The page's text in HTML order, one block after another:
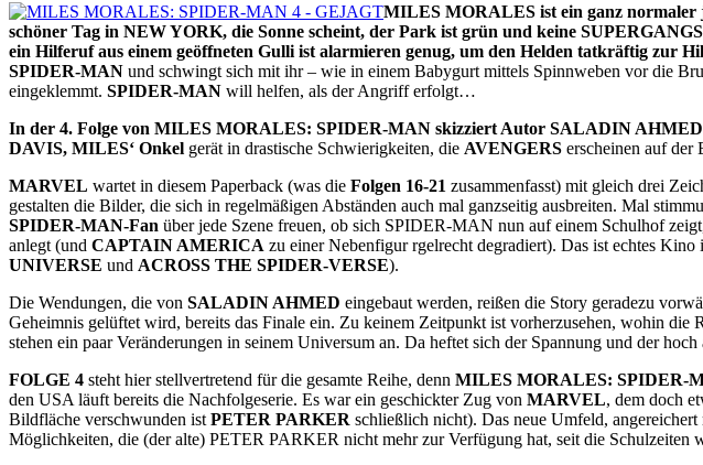
MILES MORALES ist ein ganz normaler
schöner Tag in NEW YORK, die Sonne scheint, der Park ist grün und keine
ein Hilferuf aus einem geöffneten Gulli ist alarmieren genug, um den Helden tatkräftig zur
SPIDER-MAN und schwingt sich mit ihr – wie in einem Babygurt mittels Spinnweben vor die
eingeklemmt. SPIDER-MAN will helfen, als der Angriff erfolgt…
In der 4. Folge von MILES MORALES: SPIDER-MAN skizziert Autor SALADIN AHMED
DAVIS, MILES‘ Onkel gerät in drastische Schwierigkeiten, die AVENGERS erscheinen auf der
MARVEL wartet in diesem Paperback (was die Folgen 16-21 zusammenfasst) mit gleich drei
gestalten die Bilder, die sich in regelmäßigen Abständen auch mal ganzseitig ausbreiten. Mal
SPIDER-MAN-Fan über jede Szene freuen, ob sich SPIDER-MAN nun auf einem Schulhof
anlegt (und CAPTAIN AMERICA zu einer Nebenfigur rgelrecht degradiert). Das ist echtes Kino
UNIVERSE und ACROSS THE SPIDER-VERSE).
Die Wendungen, die von SALADIN AHMED eingebaut werden, reißen die Story geradezu
Geheimnis gelüftet wird, bereits das Finale ein. Zu keinem Zeitpunkt ist vorherzusehen, wohin die
stehen ein paar Veränderungen in seinem Universum an. Da heftet sich der Spannung und der
FOLGE 4 steht hier stellvertretend für die gesamte Reihe, denn MILES MORALES: SPIDER-
den USA läuft bereits die Nachfolgeserie. Es war ein geschickter Zug von MARVEL, dem doch
Bildfläche verschwunden ist PETER PARKER schließlich nicht). Das neue Umfeld,
Möglichkeiten, die (der alte) PETER PARKER nicht mehr zur Verfügung hat, seit die Schulzeiten